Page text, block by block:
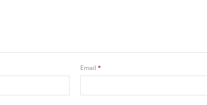
Email *